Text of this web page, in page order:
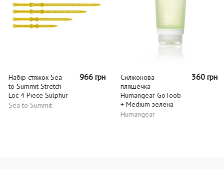
Набір стяжок Sea
to Summit Stretch-
Loc 4 Piece Sulphur
Sea to Summit
966 грн
Силіконова
пляшечка
Humangear GoToob
+ Medium зелена
Humangear
360 грн